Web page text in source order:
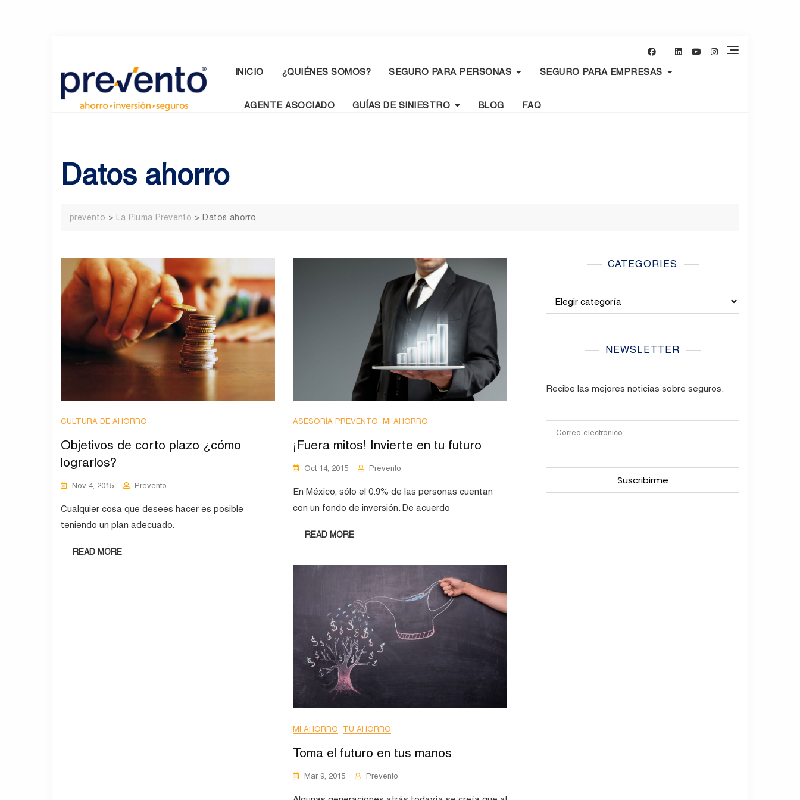
content
INICIO ¿QUIÉNES SOMOS? SEGURO PARA PERSONAS SEGURO PARA EMPRESAS
AGENTE ASOCIADO GUÍAS DE SINIESTRO BLOG FAQ
Datos ahorro
prevento > La Pluma Prevento > Datos ahorro
CULTURA DE AHORRO
Objetivos de corto plazo ¿cómo
lograrlos?
Nov 4, 2015 Prevento
Cualquier cosa que desees hacer es posible
teniendo un plan adecuado.
READ MORE
ASESORÍA PREVENTO MI AHORRO
¡Fuera mitos! Invierte en tu futuro
Oct 14, 2015 Prevento
En México, sólo el 0.9% de las personas cuentan
con un fondo de inversión. De acuerdo
READ MORE
MI AHORRO TU AHORRO
Toma el futuro en tus manos
Mar 9, 2015 Prevento
CATEGORIES
NEWSLETTER
Recibe las mejores noticias sobre seguros.